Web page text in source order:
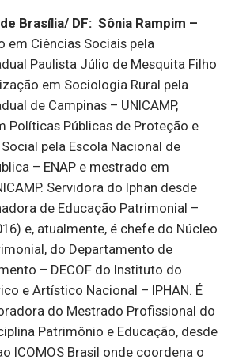
Brasília/ DF: Sônia Rampim –
em Ciências Sociais pela
Paulista Júlio de Mesquita Filho
em Sociologia Rural pela
de Campinas – UNICAMP,
Políticas Públicas de Proteção e
pela Escola Nacional de
– ENAP e mestrado em
Servidora do Iphan desde
de Educação Patrimonial –
e, atualmente, é chefe do Núcleo
do Departamento de
– DECOF do Instituto do
e Artístico Nacional – IPHAN. É
do Mestrado Profissional do
Patrimônio e Educação, desde
ICOMOS Brasil onde coordena o